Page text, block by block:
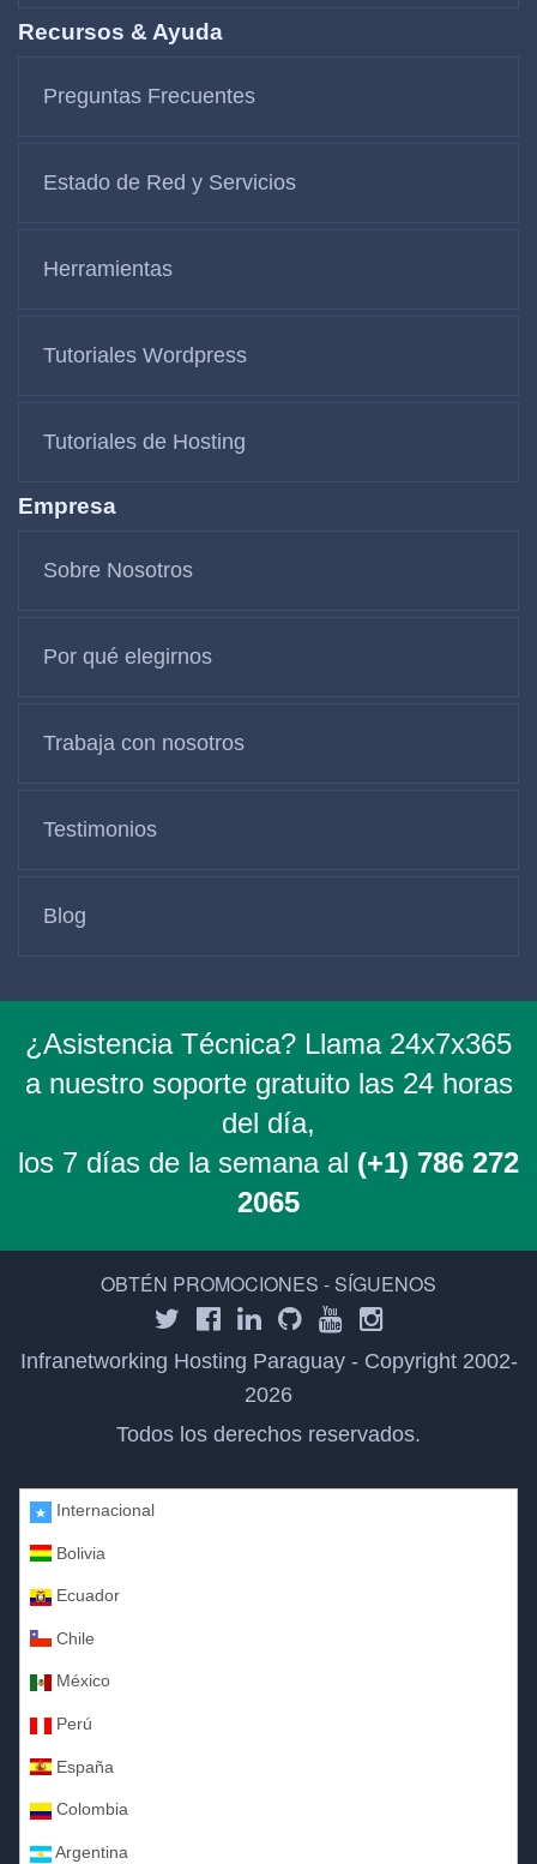
Recursos & Ayuda
Preguntas Frecuentes
Estado de Red y Servicios
Herramientas
Tutoriales Wordpress
Tutoriales de Hosting
Empresa
Sobre Nosotros
Por qué elegirnos
Trabaja con nosotros
Testimonios
Blog
¿Asistencia Técnica? Llama 24x7x365
a nuestro soporte gratuito las 24 horas
del día,
los 7 días de la semana al (+1) 786 272
2065
OBTÉN PROMOCIONES - SÍGUENOS
Infranetworking Hosting Paraguay - Copyright 2002-
2026
Todos los derechos reservados.
Internacional
Bolivia
Ecuador
Chile
México
Perú
España
Colombia
Argentina